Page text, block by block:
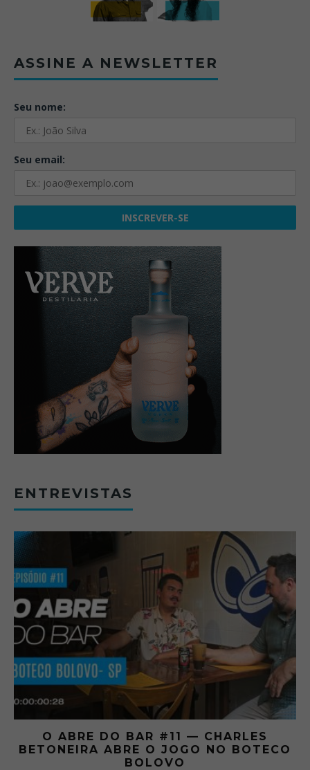
ASSINE A NEWSLETTER
Seu nome:
Seu email:
ENTREVISTAS
O ABRE DO BAR #11 — CHARLES
BETONEIRA ABRE O JOGO NO BOTECO
BOLOVO